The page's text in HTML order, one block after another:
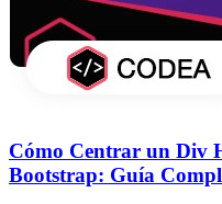
Cómo Centrar un Div
Bootstrap: Guía